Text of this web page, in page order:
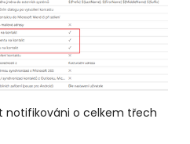
o celkem třech